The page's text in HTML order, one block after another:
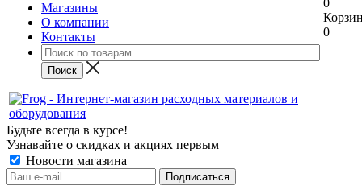
Магазины
О компании
Контакты
0
0
Будьте всегда в курсе!
Узнавайте о скидках и акциях первым
Новости магазина